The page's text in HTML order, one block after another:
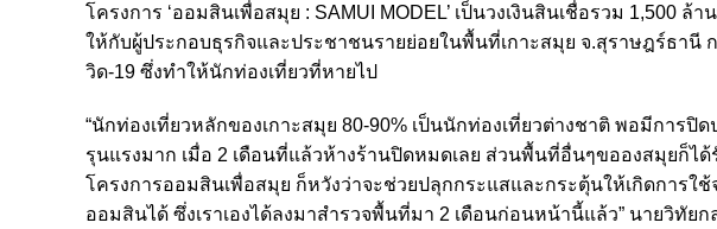
โครงการ ‘ออมสินเพื่อสมุย : SAMUI MODEL’ เป็นวงเงินสินเชื่อรวม 1,500
ให้กับผู้ประกอบธุรกิจและประชาชนรายย่อยในพื้นที่เกาะสมุย จ.สุราษฎร์ธานี
วิด-19 ซึ่งทำให้นักท่องเที่ยวที่หายไป
“นักท่องเที่ยวหลักของเกาะสมุย 80-90% เป็นนักท่องเที่ยวต่างชาติ พอมีการปิ
รุนแรงมาก เมื่อ 2 เดือนที่แล้วห้างร้านปิดหมดเลย ส่วนพื้นที่อื่นๆขอองสมุยก็
โครงการออมสินเพื่อสมุย ก็หวังว่าจะช่วยปลุกกระแสและกระตุ้นให้เกิดการใ
ออมสินได้ ซึ่งเราเองได้ลงมาสำรวจพื้นที่มา 2 เดือนก่อนหน้านี้แล้ว” นายวิทัยก